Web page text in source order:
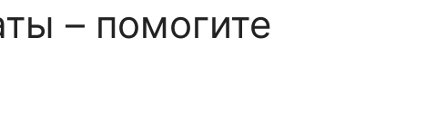
– помогите